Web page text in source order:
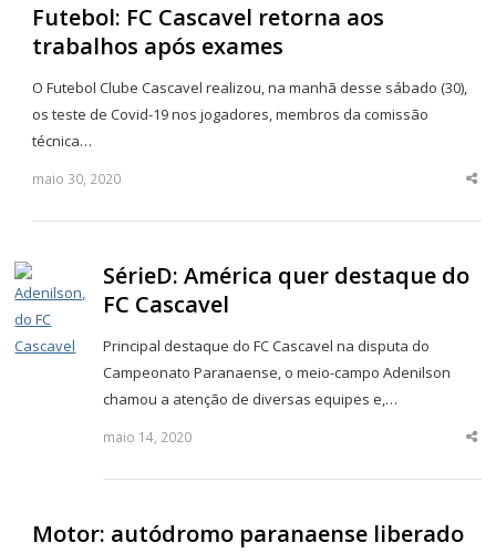
Futebol: FC Cascavel retorna aos
trabalhos após exames
O Futebol Clube Cascavel realizou, na manhã desse sábado (30),
os teste de Covid-19 nos jogadores, membros da comissão
técnica…
maio 30, 2020
SérieD: América quer destaque do
FC Cascavel
Principal destaque do FC Cascavel na disputa do
Campeonato Paranaense, o meio-campo Adenilson
chamou a atenção de diversas equipes e,…
maio 14, 2020
Motor: autódromo paranaense liberado